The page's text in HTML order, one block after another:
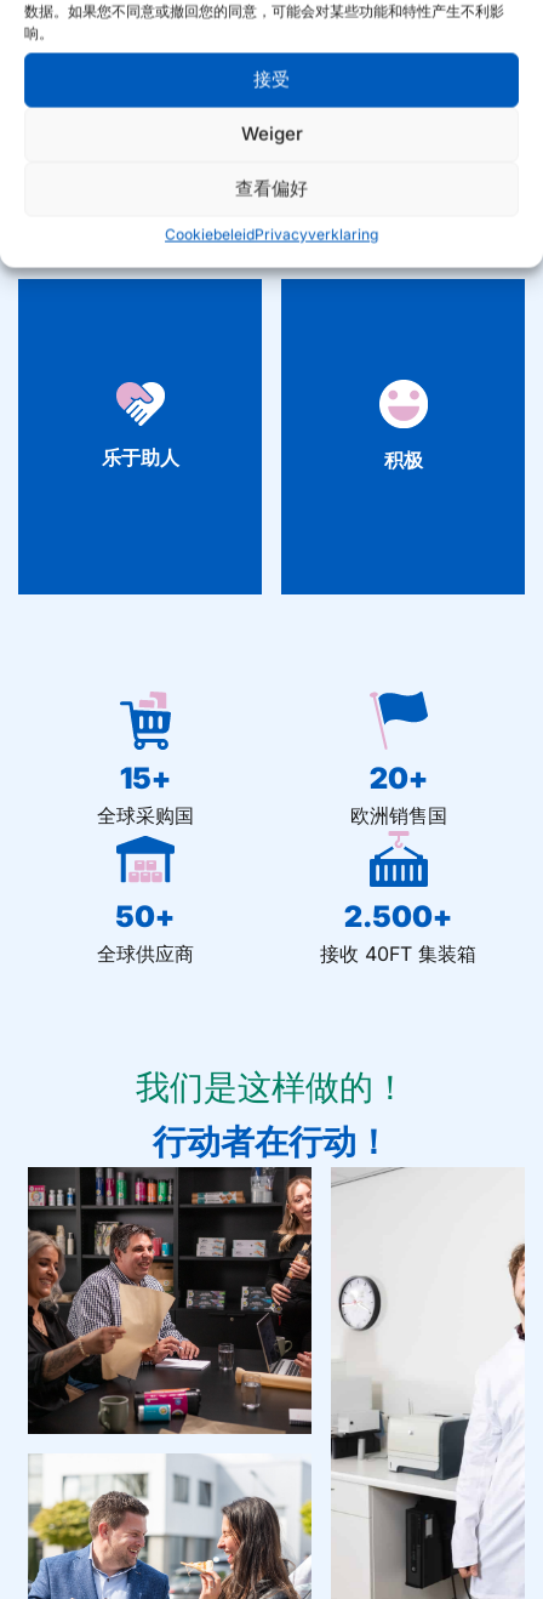
数据。如果您不同意或撤回您的同意，可能会对某些功能和特性产生不利影
响。
接受
Weiger
查看偏好
CookiebeleidPrivacyverklaring
果断
果断且组织高效。快速而灵活；朝
探索
探索，因为我们相信好可以更好，
乐于助人
乐于助人
相帮助。不仅在被要求时提供帮
积极
积极
予能量，促进行动，并带来可持续
全球采购国
15+
欧洲销售国
20+
全球供应商
50+
接收 40FT 集装箱
2.500+
我们是这样做的！
行动者在行动！